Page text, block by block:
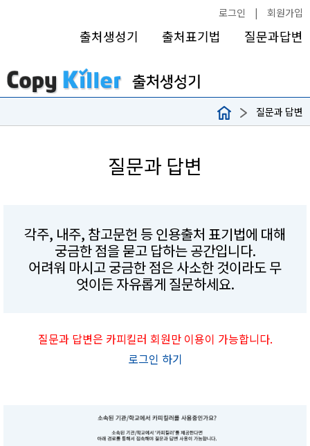
로그인 | 회원가입
출처생성기 출처표기법 질문과답변
질문과 답변
질문과 답변
각주, 내주, 참고문헌 등 인용출처 표기법에 대해
궁금한 점을 묻고 답하는 공간입니다.
어려워 마시고 궁금한 점은 사소한 것이라도 무
엇이든 자유롭게 질문하세요.
질문과 답변은 카피킬러 회원만 이용이 가능합니다.
로그인 하기